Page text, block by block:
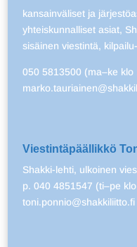
kansainväliset ja
yhteiskunnalliset asiat,
sisäinen viestintä,
050 5813500 (ma–ke klo
Viestintäpäällikkö
Shakki-lehti, ulkoinen
p. 040 4851547 (ti–pe
toni.ponnio@shakkiliitto.fi